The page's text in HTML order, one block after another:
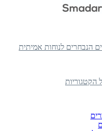
הנבחרים לנוחות אמיתית
הקטגוריות